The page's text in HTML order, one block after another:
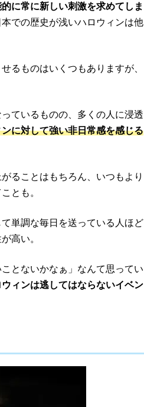
的に常に新しい刺激を求めてしま
での歴史が浅いハロウィンは他
るものはいくつもありますが、
ているものの、多くの人に浸透
に対して強い非日常感を感じる
ることはもちろん、いつもより
とも。
単調な毎日を送っている人ほど
高い。
とないかなぁ」なんて思ってい
ィンは逃してはならないイベン